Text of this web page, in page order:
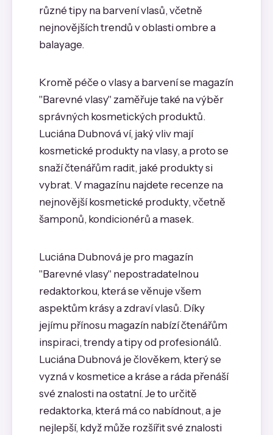
různé tipy na barvení vlasů, včetně
nejnovějších trendů v oblasti ombre a
balayage.
Kromě péče o vlasy a barvení se magazín
"Barevné vlasy" zaměřuje také na výběr
správných kosmetických produktů.
Luciána Dubnová ví, jaký vliv mají
kosmetické produkty na vlasy, a proto se
snaží čtenářům radit, jaké produkty si
vybrat. V magazínu najdete recenze na
nejnovější kosmetické produkty, včetně
šamponů, kondicionérů a masek.
Luciána Dubnová je pro magazín
"Barevné vlasy" nepostradatelnou
redaktorkou, která se věnuje všem
aspektům krásy a zdraví vlasů. Díky
jejímu přínosu magazín nabízí čtenářům
inspiraci, trendy a tipy od profesionálů.
Luciána Dubnová je člověkem, který se
vyzná v kosmetice a kráse a ráda přenáší
své znalosti na ostatní. Je to určitě
redaktorka, která má co nabídnout, a je
nejlepší, když může rozšířit své znalosti